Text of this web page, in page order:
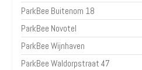
ParkBee Buitenom 18
ParkBee Novotel
ParkBee Wijnhaven
ParkBee Waldorpstraat 47